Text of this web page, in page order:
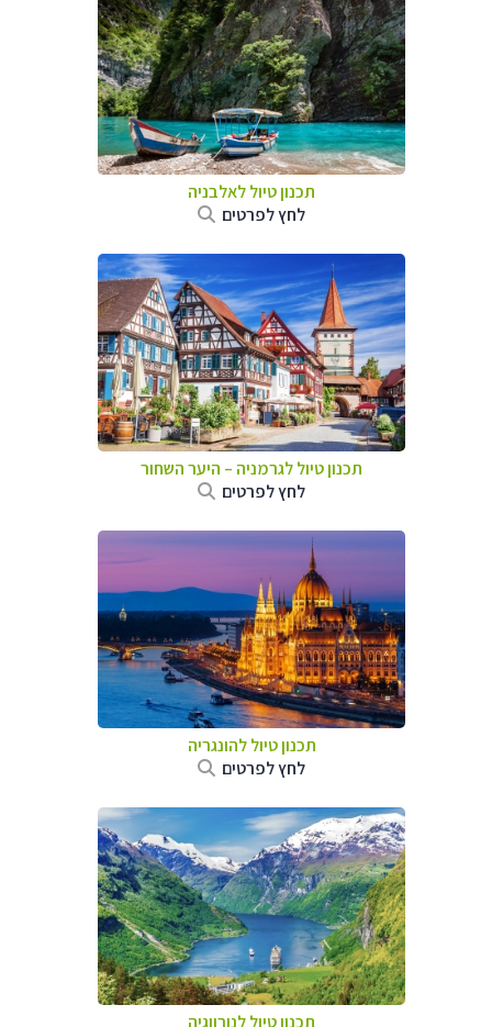
תכנון טיול לאלבניה
לחץ לפרטים
תכנון טיול לגרמניה – היער השחור
לחץ לפרטים
תכנון טיול להונגריה
לחץ לפרטים
תכנון טיול לנורווגיה